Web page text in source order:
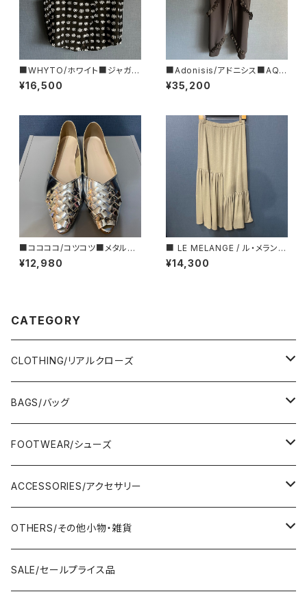
■WHYTO/ホワイト■ジャガー
ド・アシンメトリーベスト■WHT
26HBL4095
¥16,500
■Adonisis/アドニシス■AQU
AジャージーミニフリルPT■S2
6211
¥35,200
■ココココ/コツコツ■メタルカ
ラー・フラットシューズ■MADE I
N JAPAN
¥12,980
■ LE MELANGE / ル・メランジ
ュ ■ アシンメトリー・ギャザース
カート■
¥14,300
CATEGORY
CLOTHING/リアルクローズ
TOPS/トップス
Adonisis/アドニシス
AMERICANA/アメリカーナ
BOTOMS/ボトム
Adonisis/アドニシス
amherst/アムハースト
ONE-PIECE/ワンピース
anana/アナナ
J.Sloane/ジェイスロアン
OUTER/アウター
anana/アナナ
BAGS/バッグ
HAND BAG/ハンドバッグ
mononogu/もののぐ
IMPORT/インポート
SHOULDER BAG/ショルダーバッグ
mononogu/もののぐ
IMPORT/インポート
TOTE BAG/トートバッグ
mononogu/もののぐ
OTHERS/その他
FOOTWEAR/シューズ
PUMPS/パンプス
コツコツ
IMPORT/インポート
SANDAL/サンダル
コツコツ
BOOTS/ブーツ
ACCESSORIES/アクセサリー
EARRINGS/イヤリング
RING/指輪
OTHERS/その他小物・雑貨
BELT/ベルト
SALE/セールプライス品